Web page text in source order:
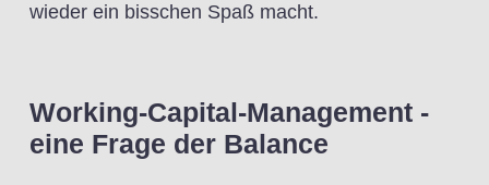
wieder ein bisschen Spaß macht.
Working-Capital-Management -
eine Frage der Balance